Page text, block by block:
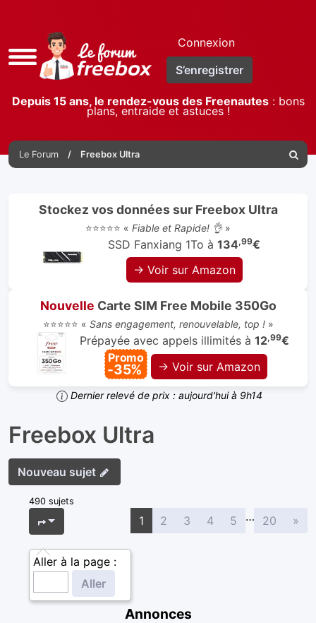
Accès
rapide
Connexion
S’enregistrer
Depuis 15 ans, le rendez-vous des Freenautes: bons
plans, entraide et astuces !
Le Forum Freebox Ultra
Stockez vos données sur Freebox Ultra
⭐⭐⭐⭐⭐ « Fiable et Rapide! 👌»
SSD Fanxiang 1To à 134,99€
→ Voir sur Amazon
Nouvelle Carte SIM Free Mobile 350Go
⭐⭐⭐⭐⭐ « Sans engagement, renouvelable, top !»
Prépayée avec appels illimités à 12,99€
Promo
-35% → Voir sur Amazon
Dernier relevé de prix : aujourd'hui à 9h14
Freebox Ultra
Nouveau sujet
490 sujets
Page
Aller à la page :
1 2 3 4 5 … 20 »
Annonces